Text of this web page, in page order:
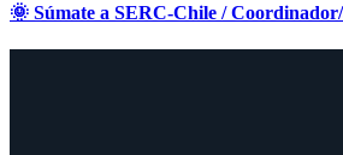
🌞 Súmate a SERC-Chile /